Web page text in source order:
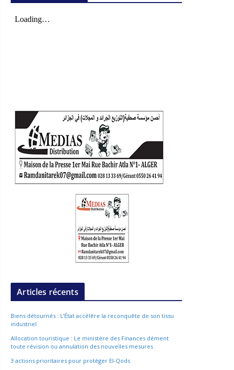
Articles récents
Biens détournés : L’État accélère la reconquête de son tissu
industriel
Allocation touristique : Le ministère des Finances dément
toute révision ou annulation des nouvelles mesures
3 actions prioritaires pour protéger El-Qods